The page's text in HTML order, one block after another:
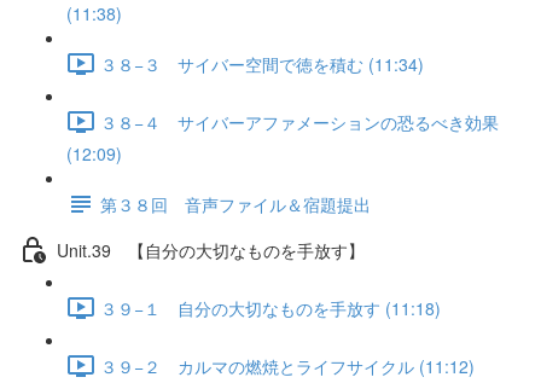
(11:38)
３８−３ サイバー空間で徳を積む (11:34)
３８−４ サイバーアファメーションの恐るべき効果
(12:09)
第３８回 音声ファイル＆宿題提出
Unit.39 【自分の大切なものを手放す】
３９−１ 自分の大切なものを手放す (11:18)
３９−２ カルマの燃焼とライフサイクル (11:12)